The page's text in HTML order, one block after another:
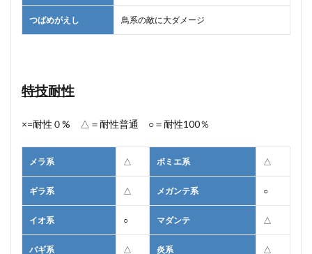
つばめがえし 鳥系の敵に大ダメージ
特技耐性
×=耐性０% △＝耐性普通 ○＝耐性100％
メラ系 △ ボミエ系 △
ギラ系 △ メガンテ系 ○
イオ系 ○ マダンテ △
バギ系 △ 炎系 △